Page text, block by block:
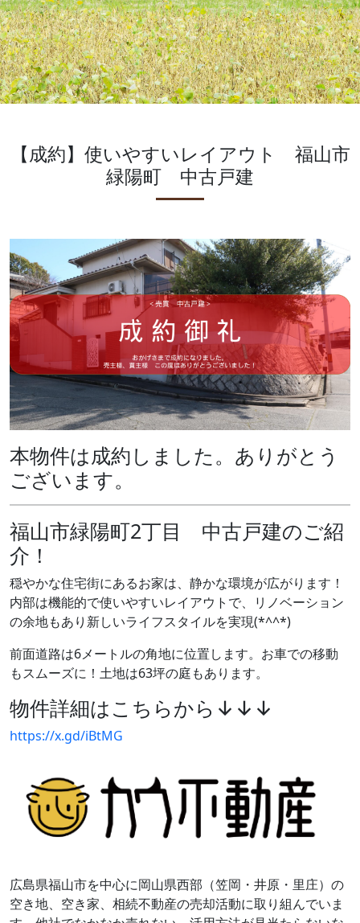
【成約】使いやすいレイアウト 福山市
緑陽町 中古戸建
本物件は成約しました。ありがとう
ございます。
福山市緑陽町2丁目 中古戸建のご紹
介！
穏やかな住宅街にあるお家は、静かな環境が広がります！
内部は機能的で使いやすいレイアウトで、リノベーション
の余地もあり新しいライフスタイルを実現(*^^*)
前面道路は6メートルの角地に位置します。お車での移動
もスムーズに！土地は63坪の庭もあります。
物件詳細はこちらから↓↓↓
https://x.gd/iBtMG
広島県福山市を中心に岡山県西部（笠岡・井原・里庄）の
空き地、空き家、相続不動産の売却活動に取り組んでいま